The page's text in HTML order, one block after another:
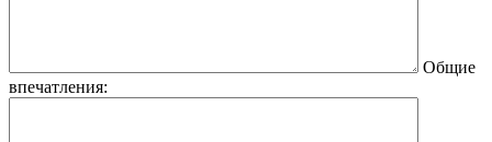
Общие
впечатления: